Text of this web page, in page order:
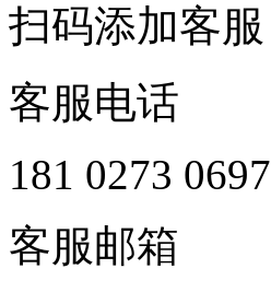
扫码添加客服
客服电话
181 0273 0697
客服邮箱